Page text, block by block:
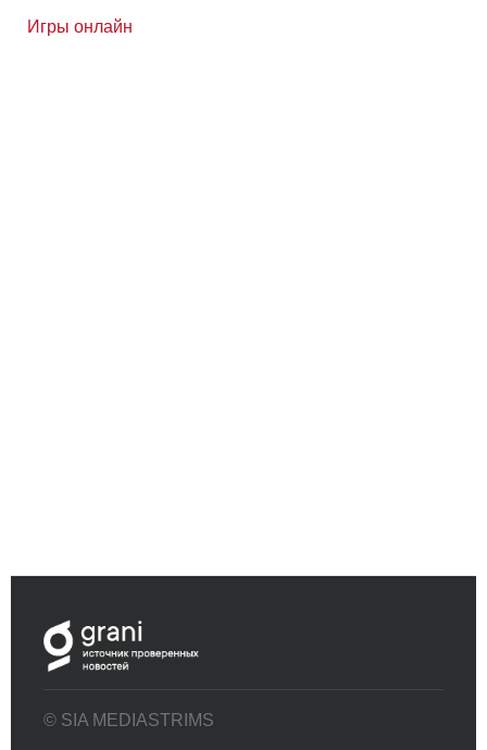
Игры онлайн
© SIA MEDIASTRIMS